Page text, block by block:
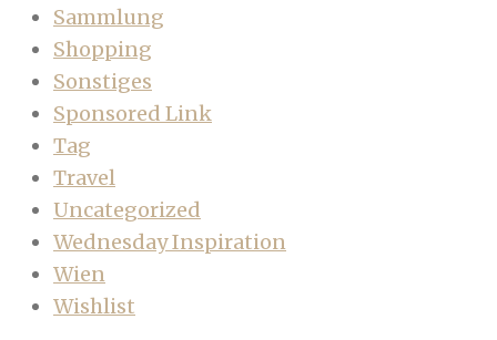
Sammlung
Shopping
Sonstiges
Sponsored Link
Tag
Travel
Uncategorized
Wednesday Inspiration
Wien
Wishlist